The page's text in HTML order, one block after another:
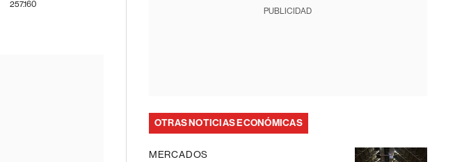
257.160
PUBLICIDAD
OTRAS NOTICIAS ECONÓMICAS
MERCADOS